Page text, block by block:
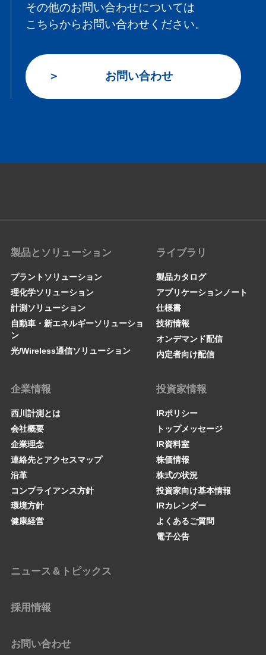
その他のお問い合わせについては
こちらからお問い合わせください。
お問い合わせ
製品とソリューション
プラントソリューション
理化学ソリューション
計測ソリューション
自動車・新エネルギーソリューショ
ン
光/Wireless通信ソリューション
ライブラリ
製品カタログ
アプリケーションノート
仕様書
技術情報
オンデマンド配信
内定者向け配信
企業情報
西川計測とは
会社概要
企業理念
連絡先とアクセスマップ
沿革
コンプライアンス方針
環境方針
健康経営
投資家情報
IRポリシー
トップメッセージ
IR資料室
株価情報
株式の状況
投資家向け基本情報
IRカレンダー
よくあるご質問
電子公告
ニュース＆トピックス
採用情報
お問い合わせ